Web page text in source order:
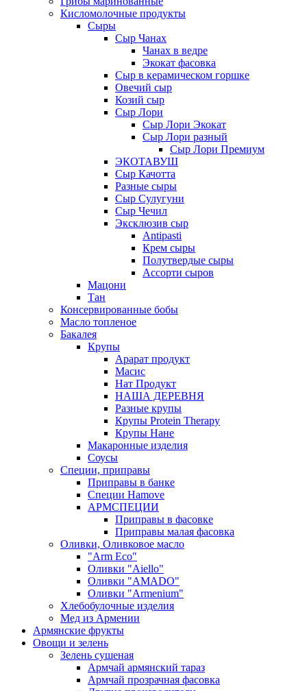
Кисломолочные продукты
Сыры
Сыр Чанах
Чанах в ведре
Экокат фасовка
Сыр в керамическом горшке
Овечий сыр
Козий сыр
Сыр Лори
Сыр Лори Экокат
Сыр Лори разный
Сыр Лори Премиум
ЭКОТАВУШ
Сыр Качотта
Разные сыры
Сыр Сулугуни
Сыр Чечил
Эксклюзив сыр
Antipasti
Крем сыры
Полутвердые сыры
Ассорти сыров
Мацони
Тан
Консервированные бобы
Масло топленое
Бакалея
Крупы
Арарат продукт
Масис
Нат Продукт
НАША ДЕРЕВНЯ
Разные крупы
Крупы Protein Therapy
Крупы Нане
Макаронные изделия
Соусы
Специи, приправы
Приправы в банке
Специи Hamove
АРМСПЕЦИИ
Приправы в фасовке
Приправы малая фасовка
Оливки, Оливковое масло
"Arm Eco"
Оливки "Aiello"
Оливки "AMADO"
Оливки "Armenium"
Хлебобулочные изделия
Мед из Армении
Армянские фрукты
Овощи и зелень
Зелень сушеная
Армчай армянский тараз
Армчай прозрачная фасовка